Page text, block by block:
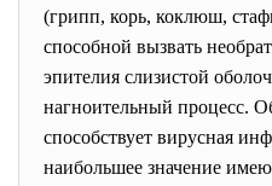
(грипп, корь, коклюш,
способной вызвать
эпителия слизистой
нагноительный процесс.
способствует вирусная
наибольшее значение